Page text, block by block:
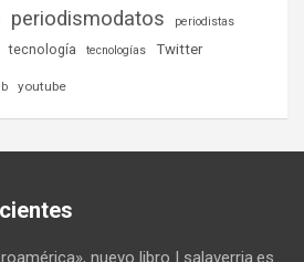
periodismodatos
periodistas
tecnología tecnologías Twitter
youtube
nuevo libro | salaverria.es